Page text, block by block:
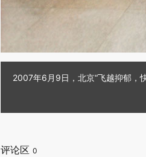
2007年6月9日，北京“飞越抑郁，
评论区 0